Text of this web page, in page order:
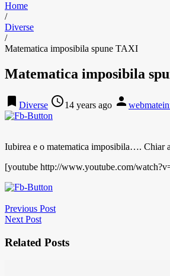
Home
/
Diverse
/
Matematica imposibila spune TAXI
Matematica imposibila
bookmark Diverse access_time14 years ago person
Iubirea e o matematica imposibila…. Chiar
[youtube http://www.youtube.com/
Previous Post
Next Post
Related Posts